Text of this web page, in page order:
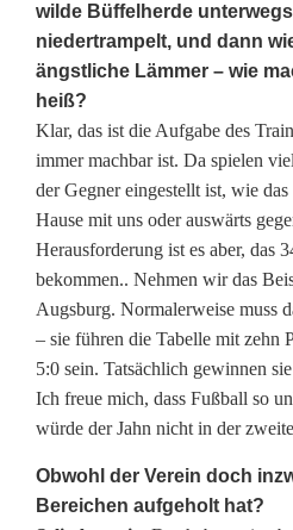
wilde Büffelherde
niedertrampelt, und dann
ängstliche Lämmer – wie
heiß?
Klar, das ist die Aufgabe des
immer machbar ist. Da spielen
der Gegner eingestellt ist, wie
Hause mit uns oder auswärts
Herausforderung ist es aber, das
bekommen.. Nehmen wir das
Augsburg. Normalerweise muss
– sie führen die Tabelle mit zehn
5:0 sein. Tatsächlich gewinnen
Ich freue mich, dass Fußball so
würde der Jahn nicht in der
Obwohl der Verein doch
Bereichen aufgeholt hat?